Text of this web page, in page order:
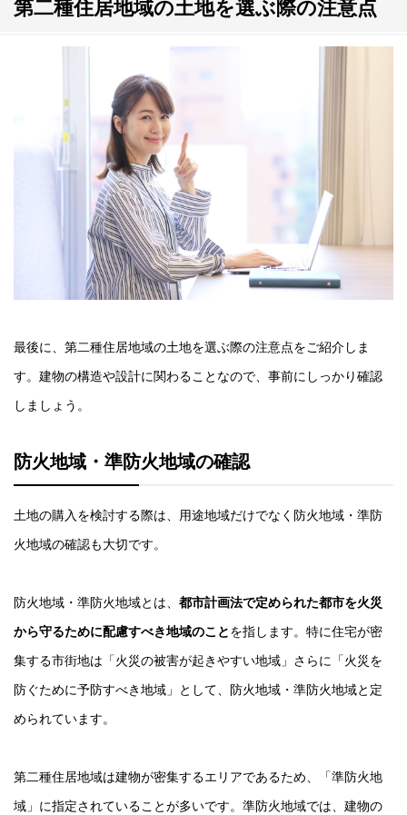
第二種住居地域の土地を選ぶ際の注意点
最後に、第二種住居地域の土地を選ぶ際の注意点をご紹介しま
す。建物の構造や設計に関わることなので、事前にしっかり確認
しましょう。
防火地域・準防火地域の確認
土地の購入を検討する際は、用途地域だけでなく防火地域・準防
火地域の確認も大切です。
防火地域・準防火地域とは、 都市計画法で定められた都市を火災
から守るために配慮すべき地域のことを指します。特に住宅が密
集する市街地は「火災の被害が起きやすい地域」さらに「火災を
防ぐために予防すべき地域」として、防火地域・準防火地域と定
められています。
第二種住居地域は建物が密集するエリアであるため、「準防火地
域」に指定されていることが多いです。準防火地域では、建物の